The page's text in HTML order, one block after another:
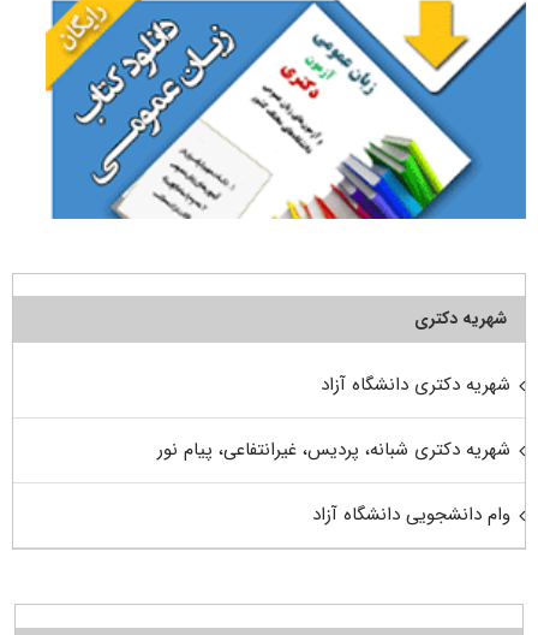
شهریه دکتری
شهریه دکتری دانشگاه آزاد
شهریه دکتری شبانه، پردیس، غیرانتفاعی، پیام نور
وام دانشجویی دانشگاه آزاد